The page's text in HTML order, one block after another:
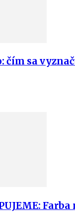
čím sa